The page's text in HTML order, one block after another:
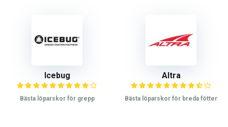
Icebug
Bästa löparskor för grepp
Altra
Bästa löparskor för breda fötter